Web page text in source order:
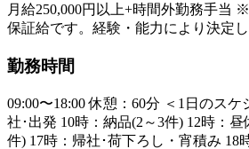
月給250,000円以上+時間外勤務手当
保証給です。経験・能力により決定し
勤務時間
09:00〜18:00 休憩：60分 ＜1日のス
社･出発 10時：納品(2～3件) 12時：
件) 17時：帰社･荷下ろし・宵積み 18